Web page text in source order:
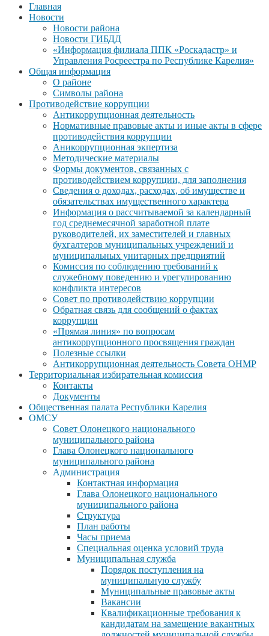
Главная
Новости
Новости района
Новости ГИБДД
«Информация филиала ППК «Роскадастр» и
Управления Росреестра по Республике Карелия»
Общая информация
О районе
Символы района
Противодействие коррупции
Антикоррупционная деятельность
Нормативные правовые акты и иные акты в сфере
противодействия коррупции
Аникоррупционная экпертиза
Методические материалы
Формы документов, связанных с
противодействием коррупции, для заполнения
Сведения о доходах, расходах, об имуществе и
обязательствах имущественного характера
Информация о рассчитываемой за календарный
год среднемесячной заработной плате
руководителей, их заместителей и главных
бухгалтеров муниципальных учреждений и
муниципальных унитарных предприятий
Комиссия по соблюдению требований к
служебному поведению и урегулированию
конфликта интересов
Совет по противодействию коррупции
Обратная связь для сообщений о фактах
коррупции
«Прямая линия» по вопросам
антикоррупционного просвящения граждан
Полезные ссылки
Антикоррупционная деятельность Совета ОНМР
Территориальная избирательная комиссия
Контакты
Документы
Общественная палата Республики Карелия
ОМСУ
Совет Олонецкого национального
муниципального района
Глава Олонецкого национального
муниципального района
Администрация
Контактная информация
Глава Олонецкого национального
муниципального района
Структура
План работы
Часы приема
Специальная оценка условий труда
Муниципальная служба
Порядок поступления на
муниципальную службу
Муниципальные правовые акты
Вакансии
Квалификационные требования к
кандидатам на замещение вакантных